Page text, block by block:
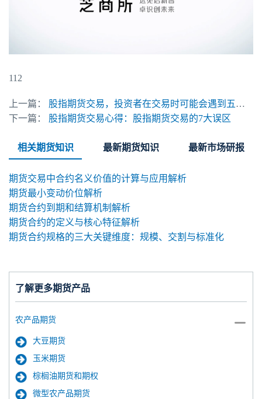
了解更多期货产品
农产品期货
大豆期货
玉米期货
棕榈油期货和期权
微型农产品期货
112
上一篇：
股指期货交易，投资者在交易时可能会遇到五类风险
下一篇：
股指期货交易心得：股指期货交易的7大误区
相关期货知识 最新期货知识 最新市场研报
期货交易中合约名义价值的计算与应用解析
期货最小变动价位解析
期货合约到期和结算机制解析
期货合约的定义与核心特征解析
期货合约规格的三大关键维度：规模、交割与标准化